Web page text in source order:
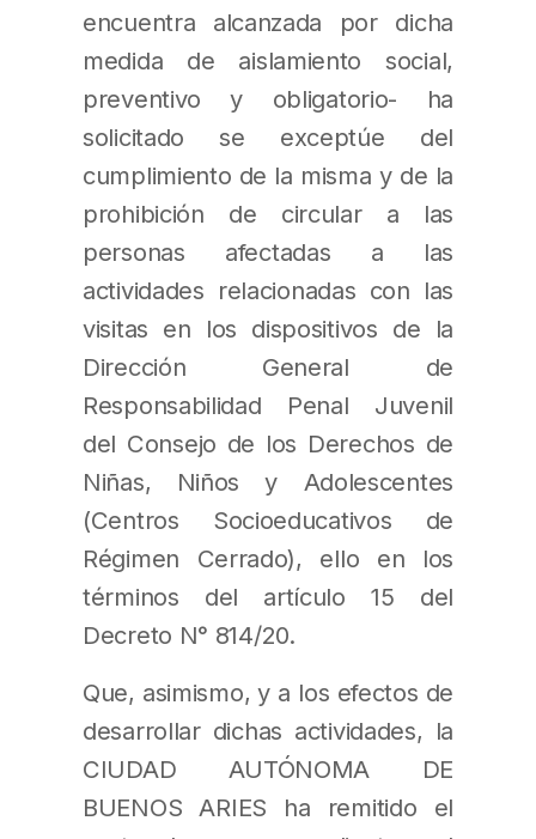
encuentra alcanzada por dicha
medida de aislamiento social,
preventivo y obligatorio- ha
solicitado se exceptúe del
cumplimiento de la misma y de la
prohibición de circular a las
personas afectadas a las
actividades relacionadas con las
visitas en los dispositivos de la
Dirección General de
Responsabilidad Penal Juvenil
del Consejo de los Derechos de
Niñas, Niños y Adolescentes
(Centros Socioeducativos de
Régimen Cerrado), ello en los
términos del artículo 15 del
Decreto N° 814/20.
Que, asimismo, y a los efectos de
desarrollar dichas actividades, la
CIUDAD AUTÓNOMA DE
BUENOS ARIES ha remitido el